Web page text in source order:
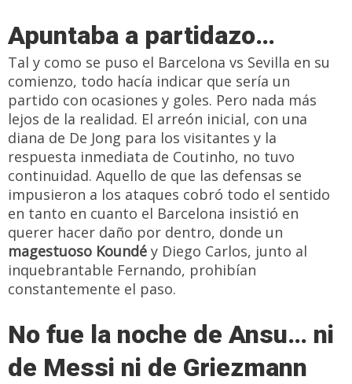
Apuntaba a partidazo…
Tal y como se puso el Barcelona vs Sevilla en su
comienzo, todo hacía indicar que sería un
partido con ocasiones y goles. Pero nada más
lejos de la realidad. El arreón inicial, con una
diana de De Jong para los visitantes y la
respuesta inmediata de Coutinho, no tuvo
continuidad. Aquello de que las defensas se
impusieron a los ataques cobró todo el sentido
en tanto en cuanto el Barcelona insistió en
querer hacer daño por dentro, donde un
magestuoso Koundé y Diego Carlos, junto al
inquebrantable Fernando, prohibían
constantemente el paso.
No fue la noche de Ansu… ni
de Messi ni de Griezmann